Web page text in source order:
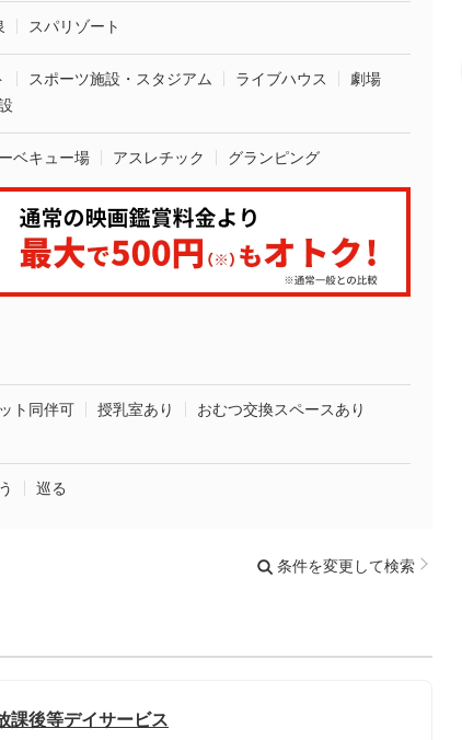
スパリゾート
スポーツ施設・スタジアム ライブハウス
劇場
ベキュー場 アスレチック グランピング
ト同伴可 授乳室あり
おむつ交換スペースあり
巡る
条件を変更して検索
課後等デイサービス